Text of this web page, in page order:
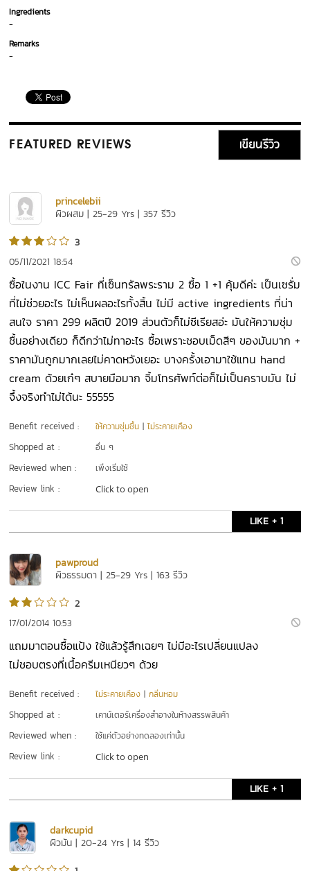
Ingredients
-
Remarks
-
FEATURED REVIEWS เขียนรีวิว
princelebii
ผิวผสม | 25-29 Yrs | 357 รีวิว
3
05/11/2021 18:54
ซื้อในงาน ICC Fair ที่เซ็นทรัลพระราม 2 ซื้อ 1 +1 คุ้มดีค่ะ เป็นเซรั่ม
ที่ไม่ช่วยอะไร ไม่เห็นผลอะไรทั้งสิ้น ไม่มี active ingredients ที่น่า
สนใจ ราคา 299 ผลิตปี 2019 ส่วนตัวก็ไม่ซีเรียสอ่ะ มันให้ความชุ่ม
ชื้นอย่างเดียว ก็ดีกว่าไม่ทาอะไร ซื้อเพราะชอบเม็ดสีๆ ของมันมาก +
ราคามันถูกมากเลยไม่คาดหวังเยอะ บางครั้งเอามาใช้แทน hand
cream ด้วยเก๋ๆ สบายมือมาก จิ้มโทรศัพท์ต่อก็ไม่เป็นคราบมัน ไม่
จึ้งจริงทำไม่ได้นะ 55555
Benefit received : ให้ความชุ่มชื้น |ไม่ระคายเคือง
Shopped at : อื่น ๆ
Reviewed when : เพิ่งเริ่มใช้
Review link : Click to open
LIKE + 1
pawproud
ผิวธรรมดา | 25-29 Yrs | 163 รีวิว
2
17/01/2014 10:53
แถมมาตอนซื้อแป้ง ใช้แล้วรู้สึกเฉยๆ ไม่มีอะไรเปลี่ยนแปลง
ไม่ชอบตรงที่เนื้อครีมเหนียวๆ ด้วย
Benefit received : ไม่ระคายเคือง |กลิ่นหอม
Shopped at : เคาน์เตอร์เครื่องสำอางในห้างสรรพสินค้า
Reviewed when : ใช้แค่ตัวอย่างทดลองเท่านั้น
Review link : Click to open
LIKE + 1
darkcupid
ผิวมัน | 20-24 Yrs | 14 รีวิว